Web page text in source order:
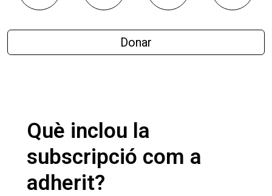
Donar
Què inclou la
subscripció com a
adherit?